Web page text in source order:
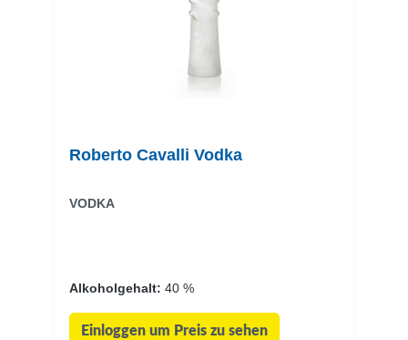
Roberto Cavalli Vodka
VODKA
Alkoholgehalt: 40 %
Einloggen um Preis zu sehen